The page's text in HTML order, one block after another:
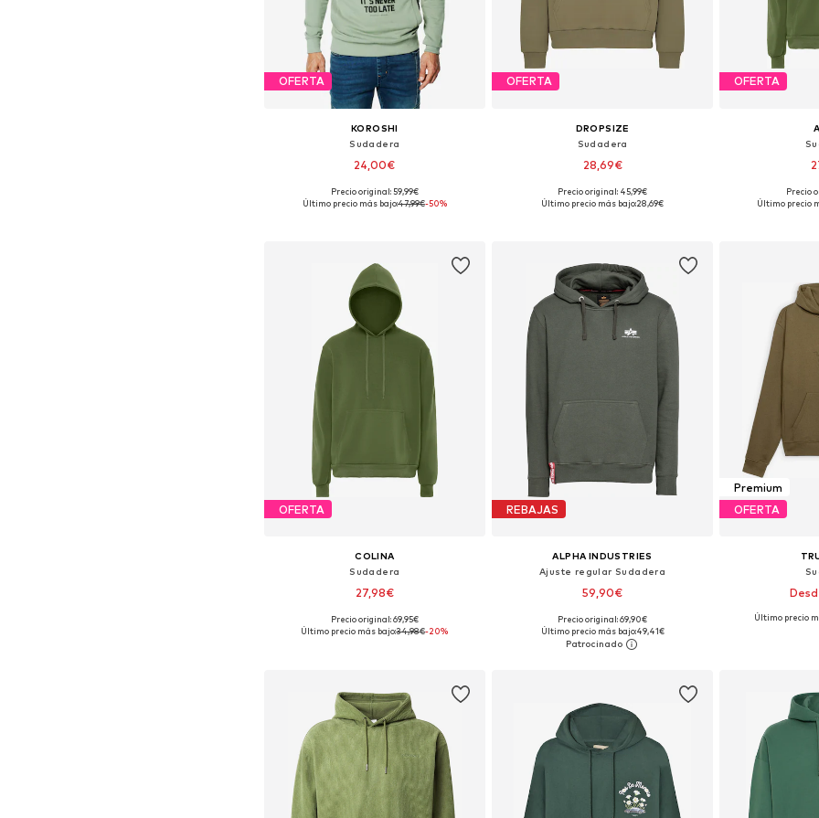
OFERTA
KOROSHI
Sudadera
24,00€
Tallas disponibles: S, M, L, XL, XXL
Precio original: 59,99€
Último precio más bajo:47,99€-50%
OFERTA
DROPSIZE
Sudadera
28,69€
Tallas disponibles: S, M, L
Precio original: 45,99€
Último precio más bajo:28,69€
OFERTA
Tallas
Precio
Último precio
OFERTA
COLINA
Sudadera
27,98€
+4
Tallas disponibles: S, M, L, XL
Precio original: 69,95€
Último precio más bajo:34,98€-20%
REBAJAS
ALPHA INDUSTRIES
Ajuste regular Sudadera
59,90€
+2
Tallas disponibles: XS, S, M, L, XL, XXL
Añadir a la cesta
Precio original: 69,90€
Último precio más bajo:49,41€
Premium
OFERTA
Tallas
Último precio